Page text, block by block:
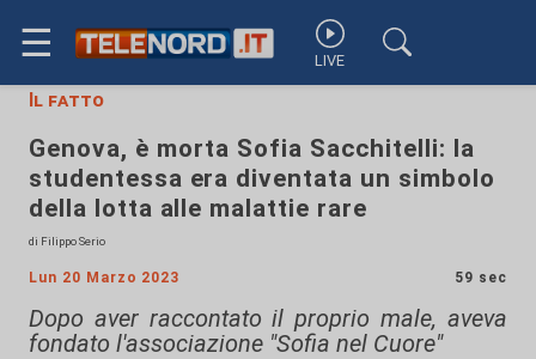
☰ LIVE
Il fatto
Genova, è morta Sofia Sacchitelli: la
studentessa era diventata un simbolo
della lotta alle malattie rare
di Filippo Serio
Lun 20 Marzo 2023 59 sec
Dopo aver raccontato il proprio male, aveva
fondato l'associazione "Sofia nel Cuore"